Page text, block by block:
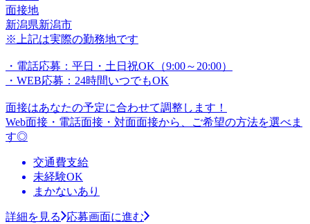
面接地
新潟県新潟市
※上記は実際の勤務地です
・電話応募：平日・土日祝OK（9:00～20:00）
・WEB応募：24時間いつでもOK
面接はあなたの予定に合わせて調整します！
Web面接・電話面接・対面面接から、ご希望の方法を選べま
す◎
交通費支給
未経験OK
まかないあり
詳細を見る
応募画面に進む